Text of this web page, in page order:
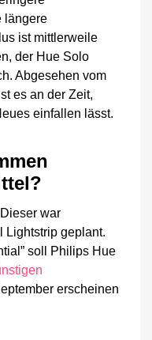
längere
ist mittlerweile
der Hue Solo
Abgesehen vom
es an der Zeit,
einfallen lässt.
war
Lightstrip geplant.
soll Philips Hue
erscheinen